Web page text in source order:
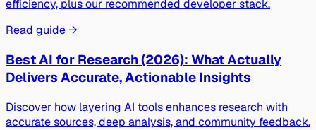
efficiency, plus our recommended developer stack.
Read guide →
Best AI for Research (2026): What Actually
Delivers Accurate, Actionable Insights
Discover how layering AI tools enhances research with
accurate sources, deep analysis, and community feedback.